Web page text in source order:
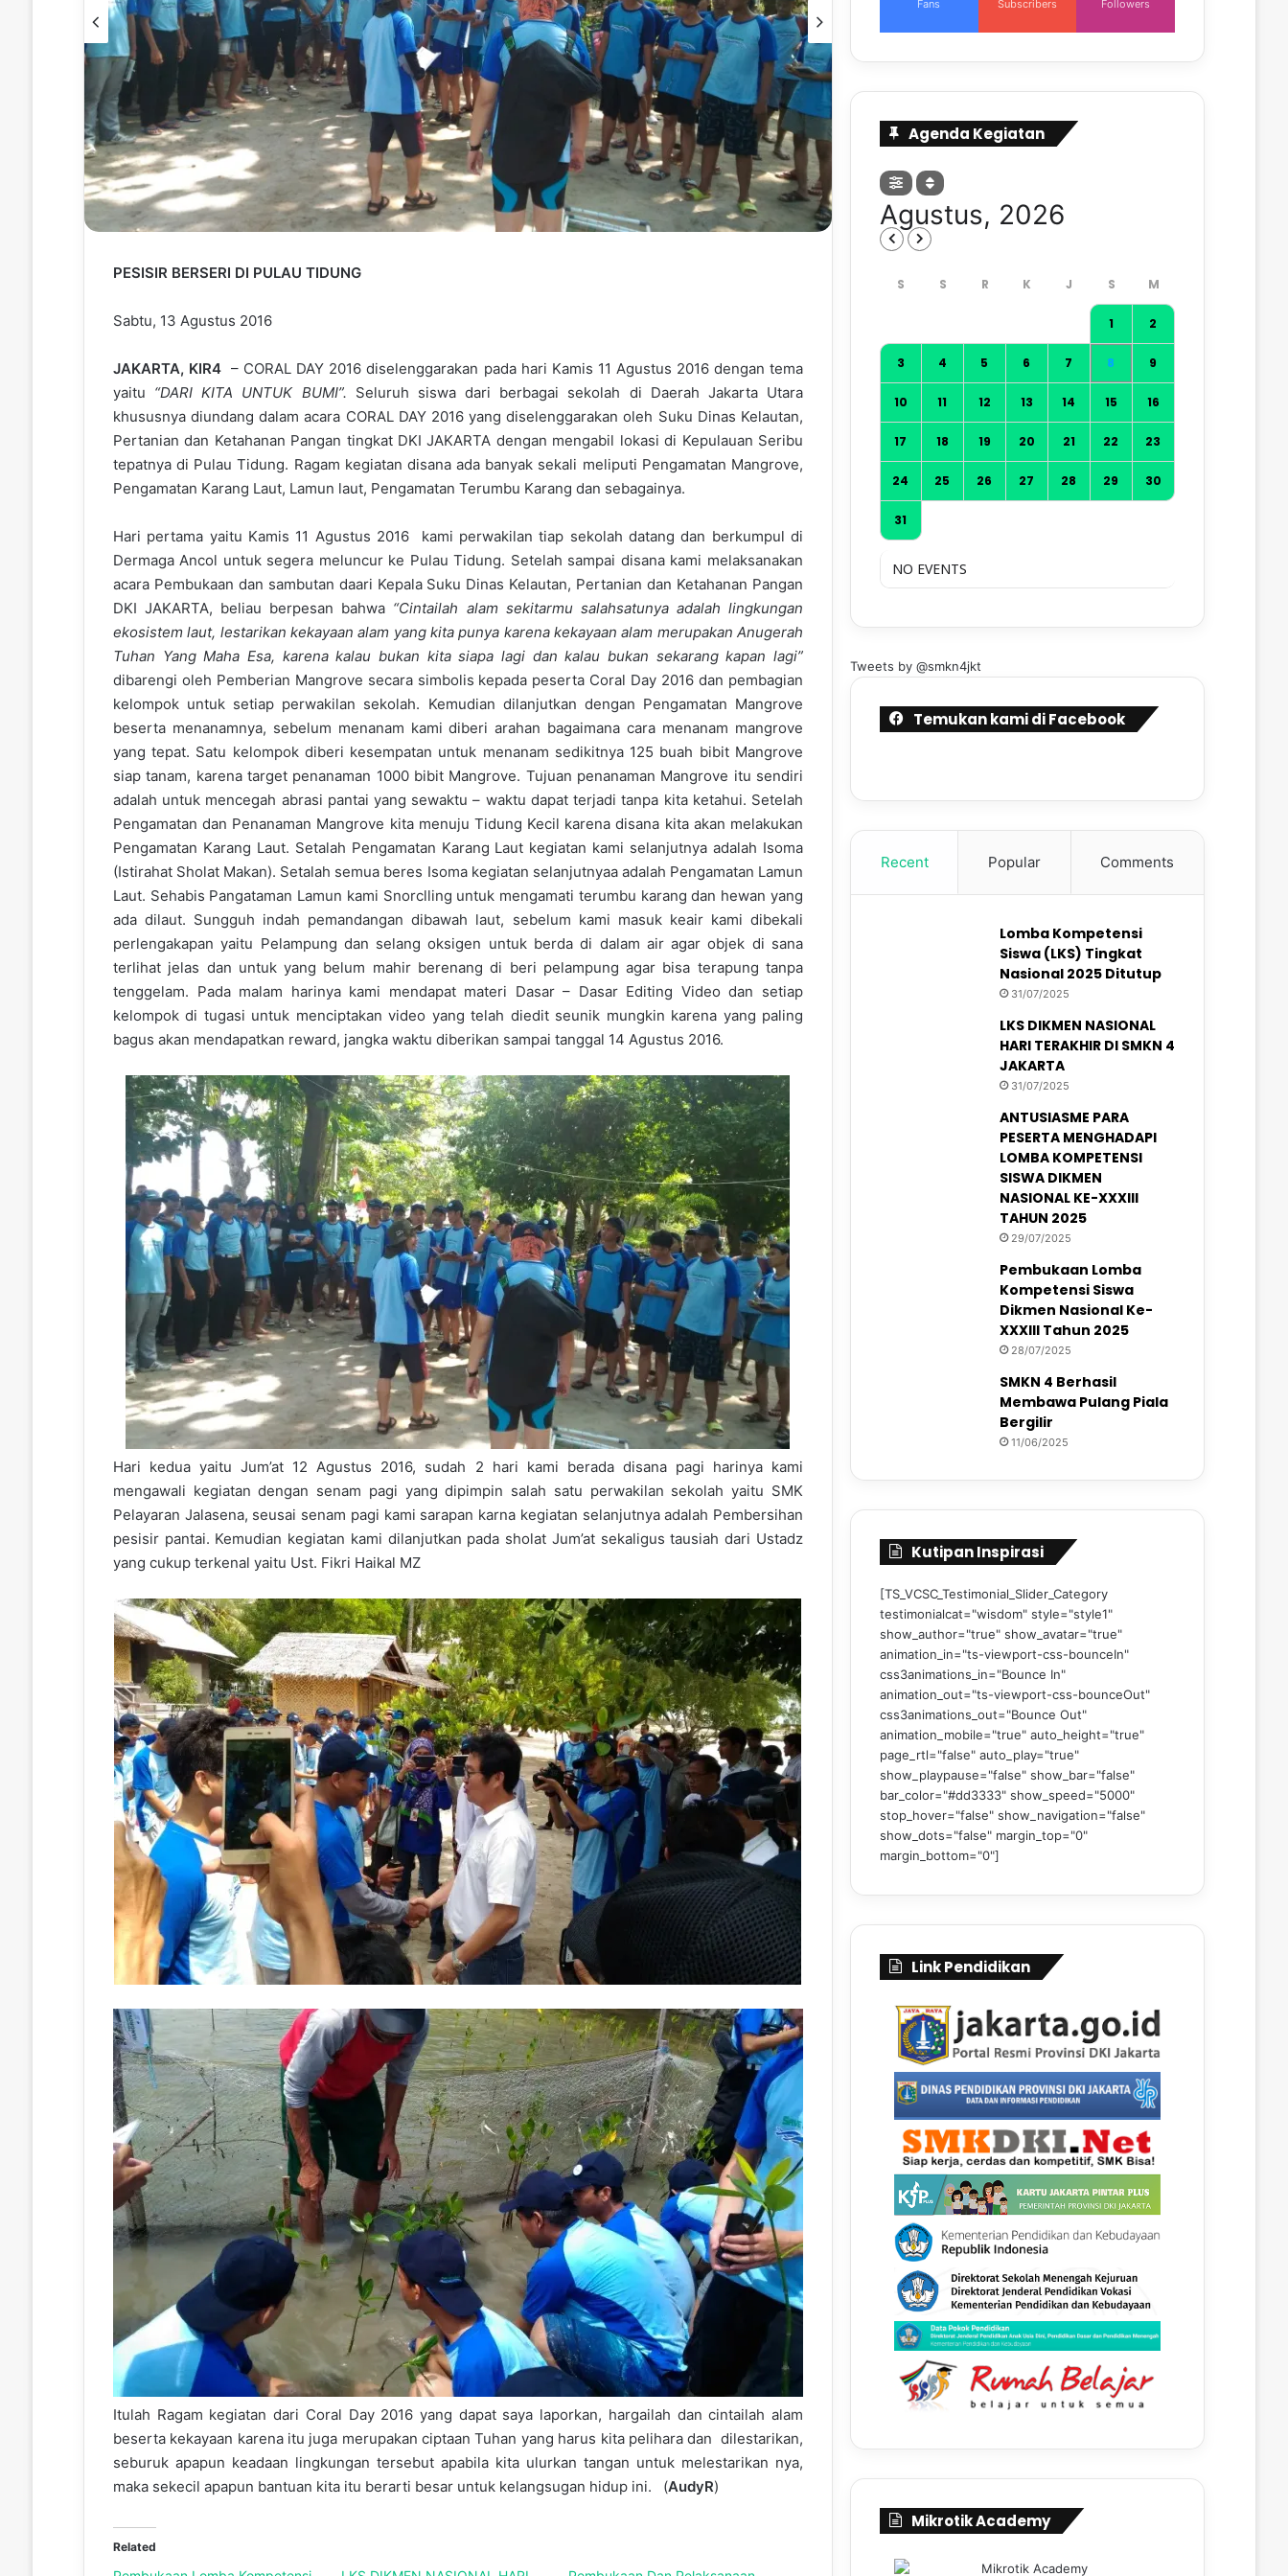
PESISIR BERSERI DI PULAU TIDUNG
Sabtu, 13 Agustus 2016
JAKARTA, KIR4 – CORAL DAY 2016 diselenggarakan pada hari Kamis 11 Agustus 2016 dengan tema
yaitu “DARI KITA UNTUK BUMI”. Seluruh siswa dari berbagai sekolah di Daerah Jakarta Utara
khususnya diundang dalam acara CORAL DAY 2016 yang diselenggarakan oleh Suku Dinas Kelautan,
Pertanian dan Ketahanan Pangan tingkat DKI JAKARTA dengan mengabil lokasi di Kepulauan Seribu
tepatnya di Pulau Tidung. Ragam kegiatan disana ada banyak sekali meliputi Pengamatan Mangrove,
Pengamatan Karang Laut, Lamun laut, Pengamatan Terumbu Karang dan sebagainya.
Hari pertama yaitu Kamis 11 Agustus 2016 kami perwakilan tiap sekolah datang dan berkumpul di
Dermaga Ancol untuk segera meluncur ke Pulau Tidung. Setelah sampai disana kami melaksanakan
acara Pembukaan dan sambutan daari Kepala Suku Dinas Kelautan, Pertanian dan Ketahanan Pangan
DKI JAKARTA, beliau berpesan bahwa “Cintailah alam sekitarmu salahsatunya adalah lingkungan
ekosistem laut, lestarikan kekayaan alam yang kita punya karena kekayaan alam merupakan Anugerah
Tuhan Yang Maha Esa, karena kalau bukan kita siapa lagi dan kalau bukan sekarang kapan lagi”
dibarengi oleh Pemberian Mangrove secara simbolis kepada peserta Coral Day 2016 dan pembagian
kelompok untuk setiap perwakilan sekolah. Kemudian dilanjutkan dengan Pengamatan Mangrove
beserta menanamnya, sebelum menanam kami diberi arahan bagaimana cara menanam mangrove
yang tepat. Satu kelompok diberi kesempatan untuk menanam sedikitnya 125 buah bibit Mangrove
siap tanam, karena target penanaman 1000 bibit Mangrove. Tujuan penanaman Mangrove itu sendiri
adalah untuk mencegah abrasi pantai yang sewaktu – waktu dapat terjadi tanpa kita ketahui. Setelah
Pengamatan dan Penanaman Mangrove kita menuju Tidung Kecil karena disana kita akan melakukan
Pengamatan Karang Laut. Setalah Pengamatan Karang Laut kegiatan kami selanjutnya adalah Isoma
(Istirahat Sholat Makan). Setalah semua beres Isoma kegiatan selanjutnyaa adalah Pengamatan Lamun
Laut. Sehabis Pangataman Lamun kami Snorclling untuk mengamati terumbu karang dan hewan yang
ada dilaut. Sungguh indah pemandangan dibawah laut, sebelum kami masuk keair kami dibekali
perlengakapan yaitu Pelampung dan selang oksigen untuk berda di dalam air agar objek di sana
terlihat jelas dan untuk yang belum mahir berenang di beri pelampung agar bisa terapung tanpa
tenggelam. Pada malam harinya kami mendapat materi Dasar – Dasar Editing Video dan setiap
kelompok di tugasi untuk menciptakan video yang telah diedit seunik mungkin karena yang paling
bagus akan mendapatkan reward, jangka waktu diberikan sampai tanggal 14 Agustus 2016.
Hari kedua yaitu Jum’at 12 Agustus 2016, sudah 2 hari kami berada disana pagi harinya kami
mengawali kegiatan dengan senam pagi yang dipimpin salah satu perwakilan sekolah yaitu SMK
Pelayaran Jalasena, seusai senam pagi kami sarapan karna kegiatan selanjutnya adalah Pembersihan
pesisir pantai. Kemudian kegiatan kami dilanjutkan pada sholat Jum’at sekaligus tausiah dari Ustadz
yang cukup terkenal yaitu Ust. Fikri Haikal MZ
Itulah Ragam kegiatan dari Coral Day 2016 yang dapat saya laporkan, hargailah dan cintailah alam
beserta kekayaan karena itu juga merupakan ciptaan Tuhan yang harus kita pelihara dan dilestarikan,
seburuk apapun keadaan lingkungan tersebut apabila kita ulurkan tangan untuk melestarikan nya,
maka sekecil apapun bantuan kita itu berarti besar untuk kelangsugan hidup ini. (AudyR)
Related
Fans Subscribers Followers
Agenda Kegiatan
Agustus, 2026
1 2
3 4 5 6 7 8 9
10 11 12 13 14 15 16
17 18 19 20 21 22 23
24 25 26 27 28 29 30
31
NO EVENTS
Tweets by @smkn4jkt
Temukan kami di Facebook
Recent Popular Comments
Lomba Kompetensi
Siswa (LKS) Tingkat
Nasional 2025 Ditutup
31/07/2025
LKS DIKMEN NASIONAL
HARI TERAKHIR DI SMKN 4
JAKARTA
31/07/2025
ANTUSIASME PARA
PESERTA MENGHADAPI
LOMBA KOMPETENSI
SISWA DIKMEN
NASIONAL KE-XXXIII
TAHUN 2025
29/07/2025
Pembukaan Lomba
Kompetensi Siswa
Dikmen Nasional Ke-
XXXIII Tahun 2025
28/07/2025
SMKN 4 Berhasil
Membawa Pulang Piala
Bergilir
11/06/2025
Kutipan Inspirasi
[TS_VCSC_Testimonial_Slider_Category
testimonialcat="wisdom" style="style1"
show_author="true" show_avatar="true"
animation_in="ts-viewport-css-bounceIn"
css3animations_in="Bounce In"
animation_out="ts-viewport-css-bounceOut"
css3animations_out="Bounce Out"
animation_mobile="true" auto_height="true"
page_rtl="false" auto_play="true"
show_playpause="false" show_bar="false"
bar_color="#dd3333" show_speed="5000"
stop_hover="false" show_navigation="false"
show_dots="false" margin_top="0"
margin_bottom="0"]
Link Pendidikan
Mikrotik Academy